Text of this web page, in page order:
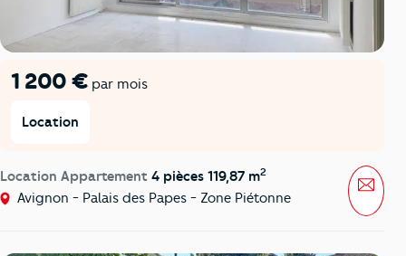
1 200 € par mois
Location
Location Appartement 4 pièces 119,87 m2
Avignon - Palais des Papes - Zone Piétonne